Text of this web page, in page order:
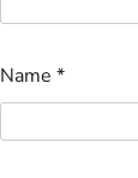
Name *